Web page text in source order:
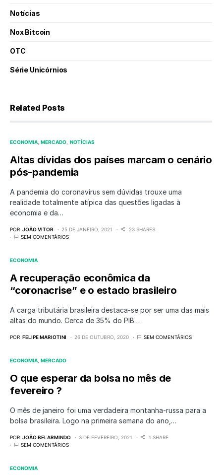
Notícias
Nox Bitcoin
OTC
Série Unicórnios
Related Posts
ECONOMIA MERCADO NOTÍCIAS
Altas dívidas dos países marcam o cenário
pós-pandemia
A pandemia do coronavírus sem dúvidas trouxe uma
realidade totalmente atípica das questões ligadas à
economia e da…
POR JOÃO VITOR 25 DE JANEIRO, 2021
23 SHARES
SEM COMENTÁRIOS
ECONOMIA
A recuperação econômica da
“coronacrise” e o estado brasileiro
A carga tributária brasileira destaca-se por ser uma das mais
altas do mundo. Cerca de 35% do PIB…
POR FELIPE MARIOTINI 26 DE OUTUBRO, 2020 SEM COMENTÁRIOS
ECONOMIA MERCADO
O que esperar da bolsa no mês de
fevereiro ?
O mês de janeiro foi uma verdadeira montanha-russa para a
bolsa brasileira. Logo na primeira semana do ano,…
POR JOÃO BELARMINDO 3 DE FEVEREIRO, 2021
1 SHARE
SEM COMENTÁRIOS
ECONOMIA